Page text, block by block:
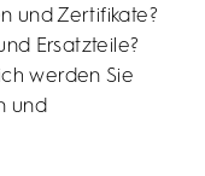
und Zertifikate?
Ersatzteile?
werden Sie
und